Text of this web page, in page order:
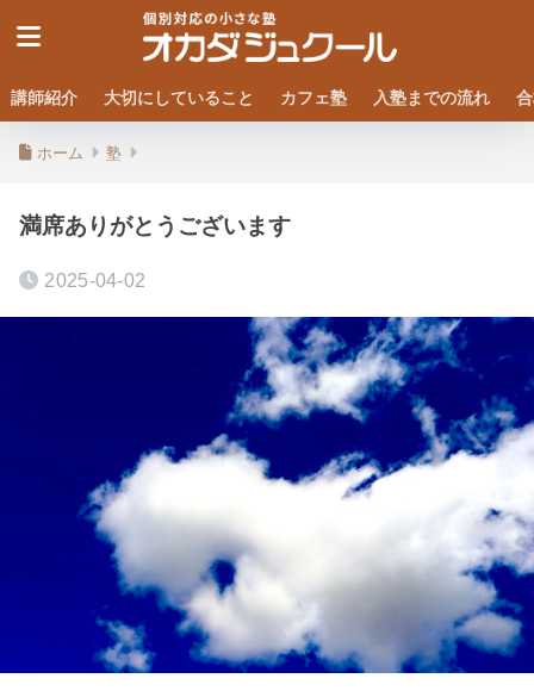
講師紹介 大切にしていること カフェ塾 入塾までの流れ
ホーム 塾
満席ありがとうございます
2025-04-02